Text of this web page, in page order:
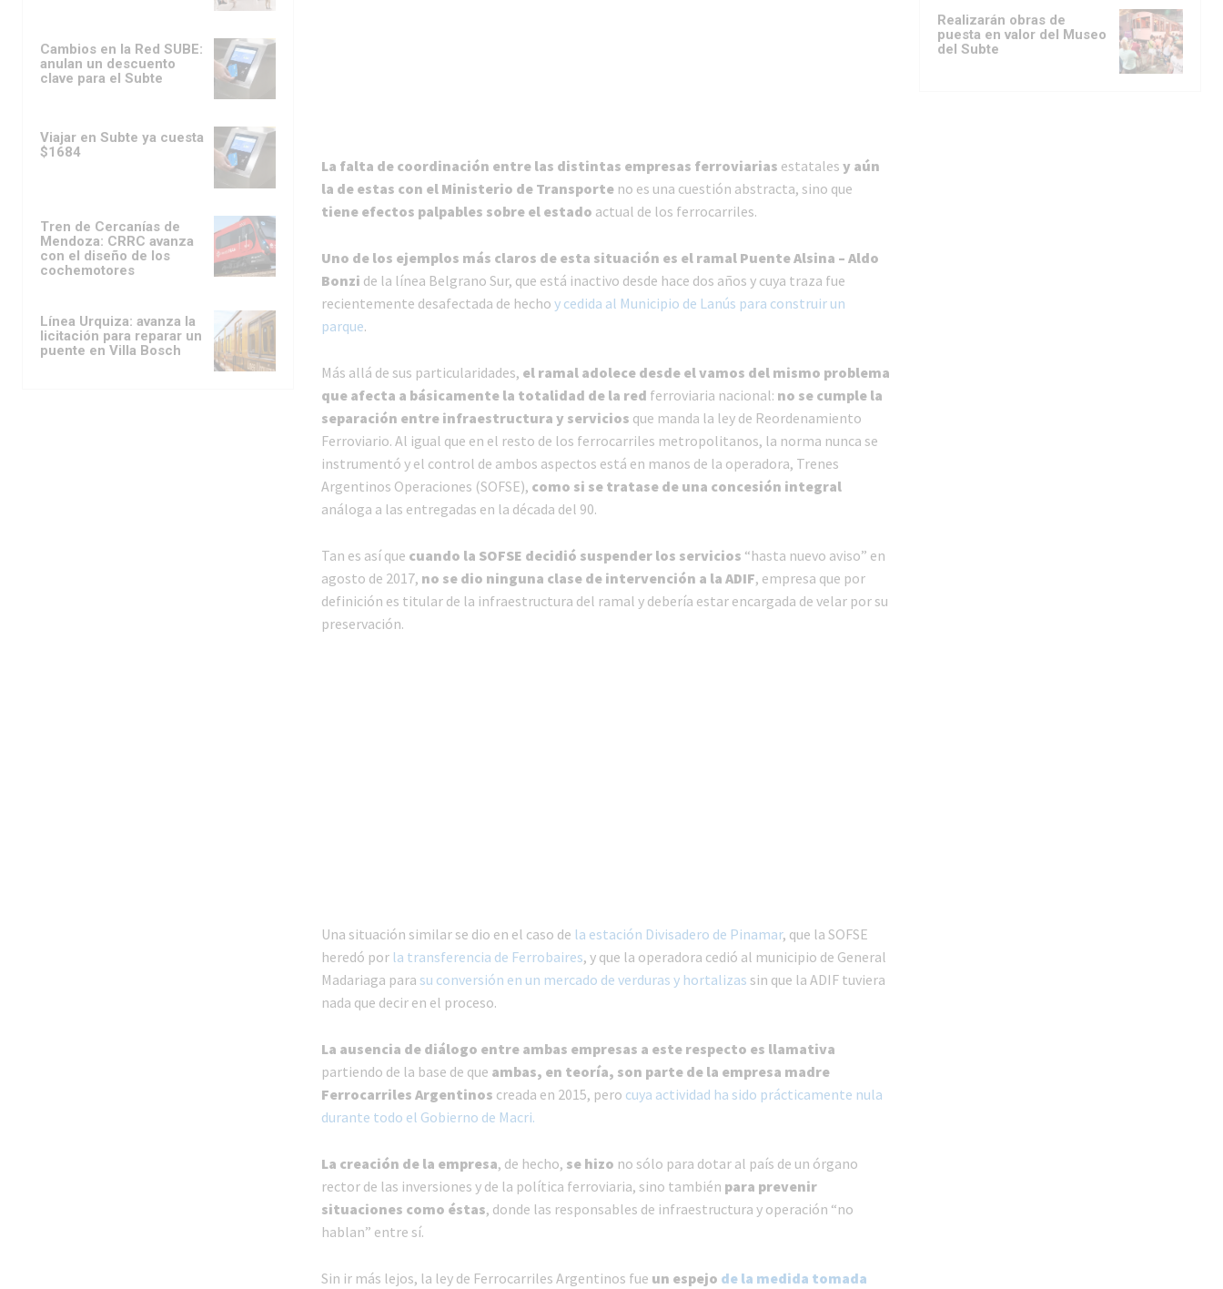
Cambios en la Red SUBE:
anulan un descuento
clave para el Subte
Viajar en Subte ya cuesta
$1684
Tren de Cercanías de
Mendoza: CRRC avanza
con el diseño de los
cochemotores
Línea Urquiza: avanza la
licitación para reparar un
puente en Villa Bosch
La falta de coordinación entre las distintas empresas ferroviarias estatales y aún
la de estas con el Ministerio de Transporteno es una cuestión abstracta, sino que
tiene efectos palpables sobre el estado actual de los ferrocarriles.
Uno de los ejemplos más claros de esta situación es el ramal Puente Alsina – Aldo
Bonzi de la línea Belgrano Sur, que está inactivo desde hace dos años y cuya traza fue
recientemente desafectada de hecho y cedida al Municipio de Lanús para construir un
parque.
Más allá de sus particularidades, el ramal adolece desde el vamos del mismo problema
que afecta a básicamente la totalidad de la red ferroviaria nacional: no se cumple la
separación entre infraestructura y servicios que manda la ley de Reordenamiento
Ferroviario. Al igual que en el resto de los ferrocarriles metropolitanos, la norma nunca se
instrumentó y el control de ambos aspectos está en manos de la operadora, Trenes
Argentinos Operaciones (SOFSE), como si se tratase de una concesión integral
análoga a las entregadas en la década del 90.
Tan es así que cuando la SOFSE decidió suspender los servicios “hasta nuevo aviso” en
agosto de 2017, no se dio ninguna clase de intervención a la ADIF, empresa que por
definición es titular de la infraestructura del ramal y debería estar encargada de velar por su
preservación.
Una situación similar se dio en el caso de la estación Divisadero de Pinamar, que la SOFSE
heredó por la transferencia de Ferrobaires, y que la operadora cedió al municipio de General
Madariaga para su conversión en un mercado de verduras y hortalizas sin que la ADIF tuviera
nada que decir en el proceso.
La ausencia de diálogo entre ambas empresas a este respecto es llamativa
partiendo de la base de que ambas, en teoría, son parte de la empresa madre
Ferrocarriles Argentinos creada en 2015, pero cuya actividad ha sido prácticamente nula
durante todo el Gobierno de Macri.
La creación de la empresa, de hecho, se hizo no sólo para dotar al país de un órgano
rector de las inversiones y de la política ferroviaria, sino también para prevenir
situaciones como éstas, donde las responsables de infraestructura y operación “no
hablan” entre sí.
Sin ir más lejos, la ley de Ferrocarriles Argentinos fue un espejo de la medida tomada
Realizarán obras de
puesta en valor del Museo
del Subte